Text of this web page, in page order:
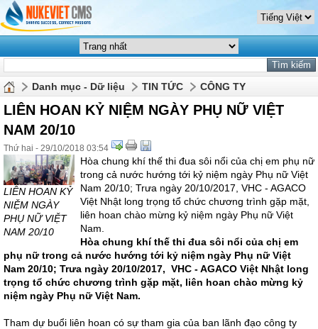
Danh mục - Dữ liệu TIN TỨC CÔNG TY
LIÊN HOAN KỶ NIỆM NGÀY PHỤ NỮ VIỆT
NAM 20/10
Thứ hai - 29/10/2018 03:54
LIÊN HOAN KỶ
NIỆM NGÀY
PHỤ NỮ VIỆT
NAM 20/10
Hòa chung khí thế thi đua sôi nổi của chị em phụ nữ
trong cả nước hướng tới kỷ niệm ngày Phụ nữ Việt
Nam 20/10; Trưa ngày 20/10/2017, VHC - AGACO
Việt Nhật long trọng tổ chức chương trình gặp mặt,
liên hoan chào mừng kỷ niệm ngày Phụ nữ Việt
Nam.
Hòa chung khí thế thi đua sôi nổi của chị em
phụ nữ trong cả nước hướng tới kỷ niệm ngày Phụ nữ Việt
Nam 20/10; Trưa ngày 20/10/2017, VHC - AGACO Việt Nhật long
trọng tổ chức chương trình gặp mặt, liên hoan chào mừng kỷ
niệm ngày Phụ nữ Việt Nam.
Tham dự buổi liên hoan có sự tham gia của ban lãnh đạo công ty